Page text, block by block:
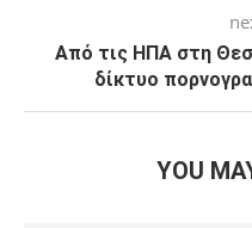
Από τις ΗΠΑ στη
δίκτυο
YOU